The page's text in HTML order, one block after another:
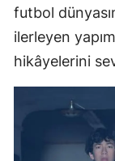
futbol
ilerleyen
hikâyelerini